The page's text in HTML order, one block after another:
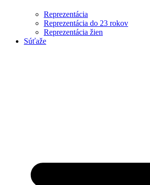
Reprezentácia
Reprezentácia do 23 rokov
Reprezentácia žien
Súťaže